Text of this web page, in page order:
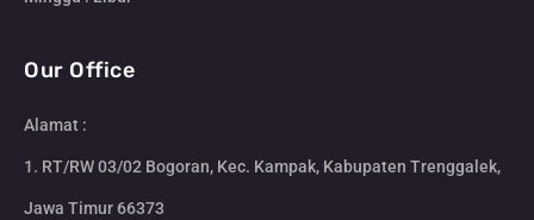
Our Office
Alamat :
1. RT/RW 03/02 Bogoran, Kec. Kampak, Kabupaten Trenggalek,
Jawa Timur 66373